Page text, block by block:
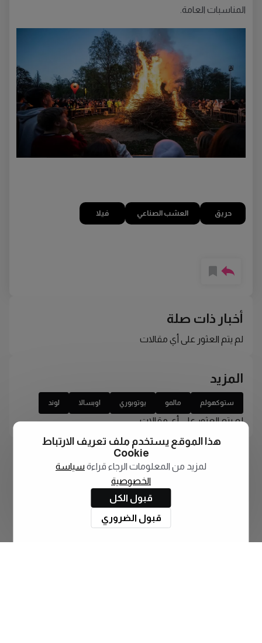
المناسبات العامة.
حريق العشب الصناعي فيلا
أخبار ذات صلة
لم يتم العثور على أي مقالات
المزيد
ستوكهولم مالمو يوتوبوري اوبسالا لوند
لم يتم العثور على أي مقالات
هذا الموقع يستخدم ملف تعريف الارتباط
Cookie
لمزيد من المعلومات الرجاء قراءة سياسة
الخصوصية
قبول الكل
قبول الضروري